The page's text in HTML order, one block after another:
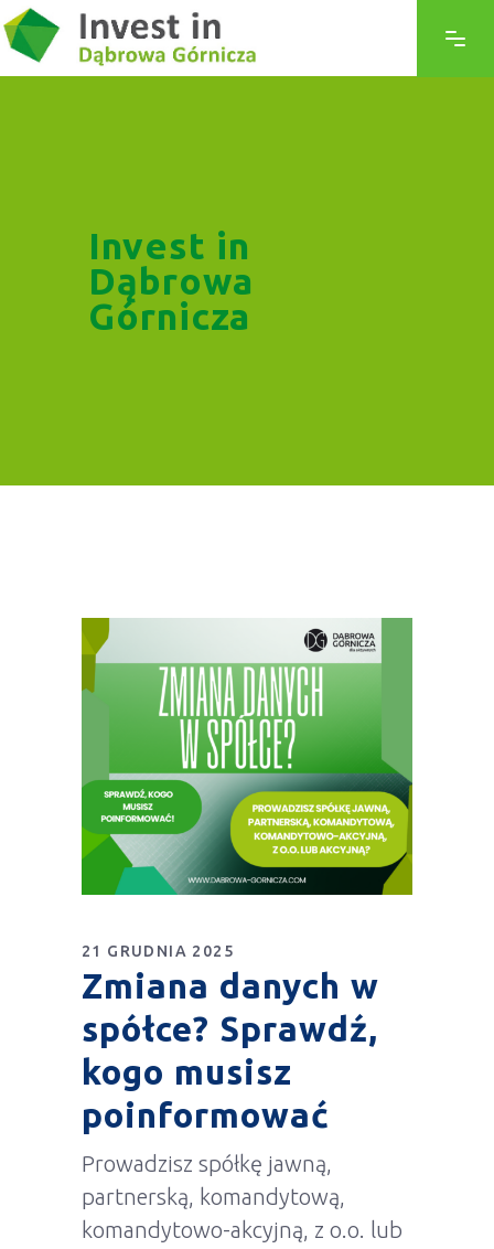
Invest in
Dąbrowa
Górnicza
21 GRUDNIA 2025
Zmiana danych w
spółce? Sprawdź,
kogo musisz
poinformować
Prowadzisz spółkę jawną,
partnerską, komandytową,
komandytowo-akcyjną, z o.o. lub